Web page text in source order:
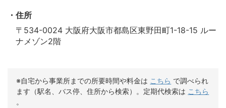
住所
〒534-0024 大阪府大阪市都島区東野田町1-18-15 ルー
ナメゾン2階
※自宅から事業所までの所要時間や料金は こちら で調べられ
ます（駅名、バス停、住所から検索）。定期代検索は こちら
。